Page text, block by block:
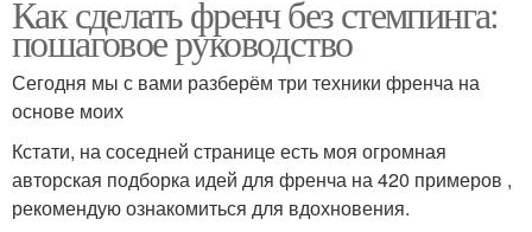
Как сделать френч без стемпинга:
пошаговое руководство
Сегодня мы с вами разберём три техники френча на
основе моих
Кстати, на соседней странице есть моя огромная
авторская подборка идей для френча на 420 примеров ,
рекомендую ознакомиться для вдохновения.